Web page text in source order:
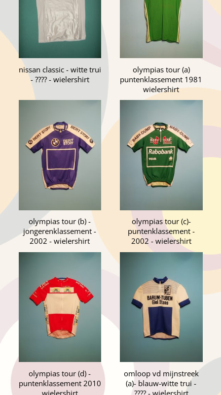
nissan classic - witte trui
- ???? - wielershirt
olympias tour (a)
puntenklassement 1981
wielershirt
olympias tour (b) -
jongerenklassement -
2002 - wielershirt
olympias tour (c)-
puntenklassement -
2002 - wielershirt
olympias tour (d) -
puntenklassement 2010
wielershirt
omloop vd mijnstreek
(a)- blauw-witte trui -
???? - wielershirt